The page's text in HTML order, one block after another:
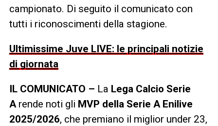
campionato. Di seguito il comunicato con
tutti i riconoscimenti della stagione.
Ultimissime Juve LIVE: le principali notizie
di giornata
IL COMUNICATO – La Lega Calcio Serie
Arende noti gli MVP della Serie A Enilive
2025/2026, che premiano il miglior under 23,